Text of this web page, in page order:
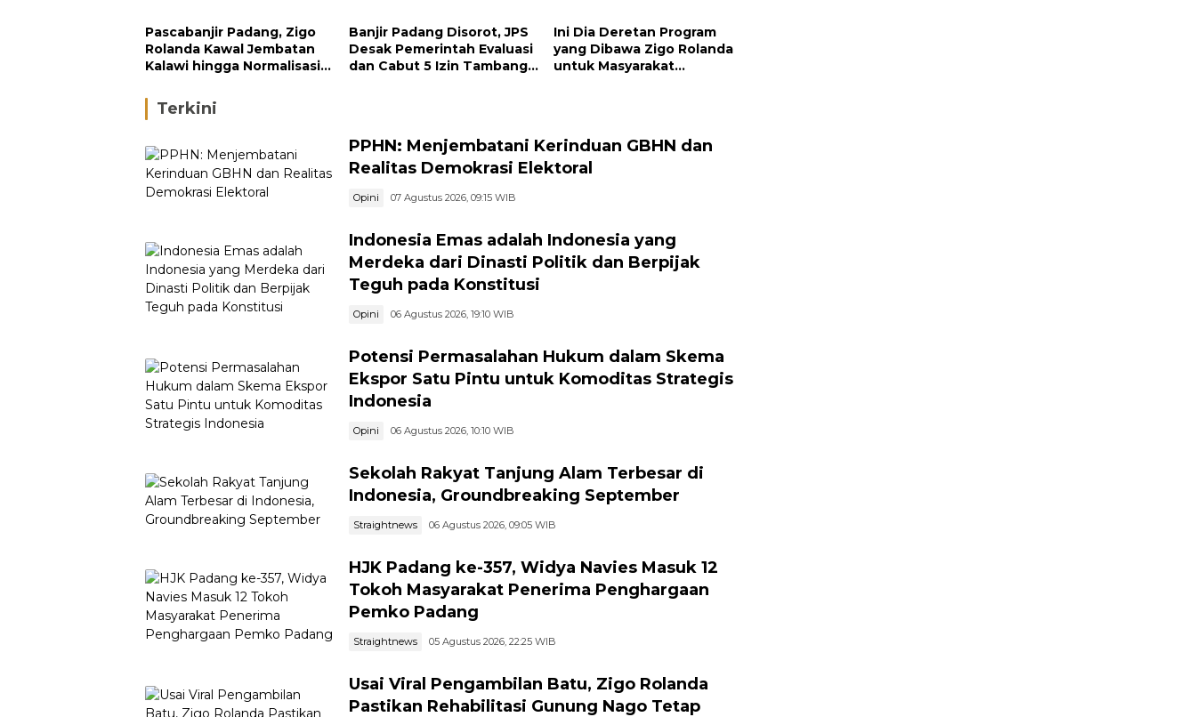
Pascabanjir Padang, Zigo
Rolanda Kawal Jembatan
Kalawi hingga Normalisasi
Banjir Padang Disorot, JPS
Desak Pemerintah Evaluasi
dan Cabut 5 Izin Tambang
Ini Dia Deretan Program
yang Dibawa Zigo Rolanda
untuk Masyarakat
Terkini
PPHN: Menjembatani Kerinduan GBHN dan
Realitas Demokrasi Elektoral
Opini 07 Agustus 2026, 09:15 WIB
Indonesia Emas adalah Indonesia yang
Merdeka dari Dinasti Politik dan Berpijak
Teguh pada Konstitusi
Opini 06 Agustus 2026, 19:10 WIB
Potensi Permasalahan Hukum dalam Skema
Ekspor Satu Pintu untuk Komoditas Strategis
Indonesia
Opini 06 Agustus 2026, 10:10 WIB
Sekolah Rakyat Tanjung Alam Terbesar di
Indonesia, Groundbreaking September
Straightnews 06 Agustus 2026, 09:05 WIB
HJK Padang ke-357, Widya Navies Masuk 12
Tokoh Masyarakat Penerima Penghargaan
Pemko Padang
Straightnews 05 Agustus 2026, 22:25 WIB
Usai Viral Pengambilan Batu, Zigo Rolanda
Pastikan Rehabilitasi Gunung Nago Tetap